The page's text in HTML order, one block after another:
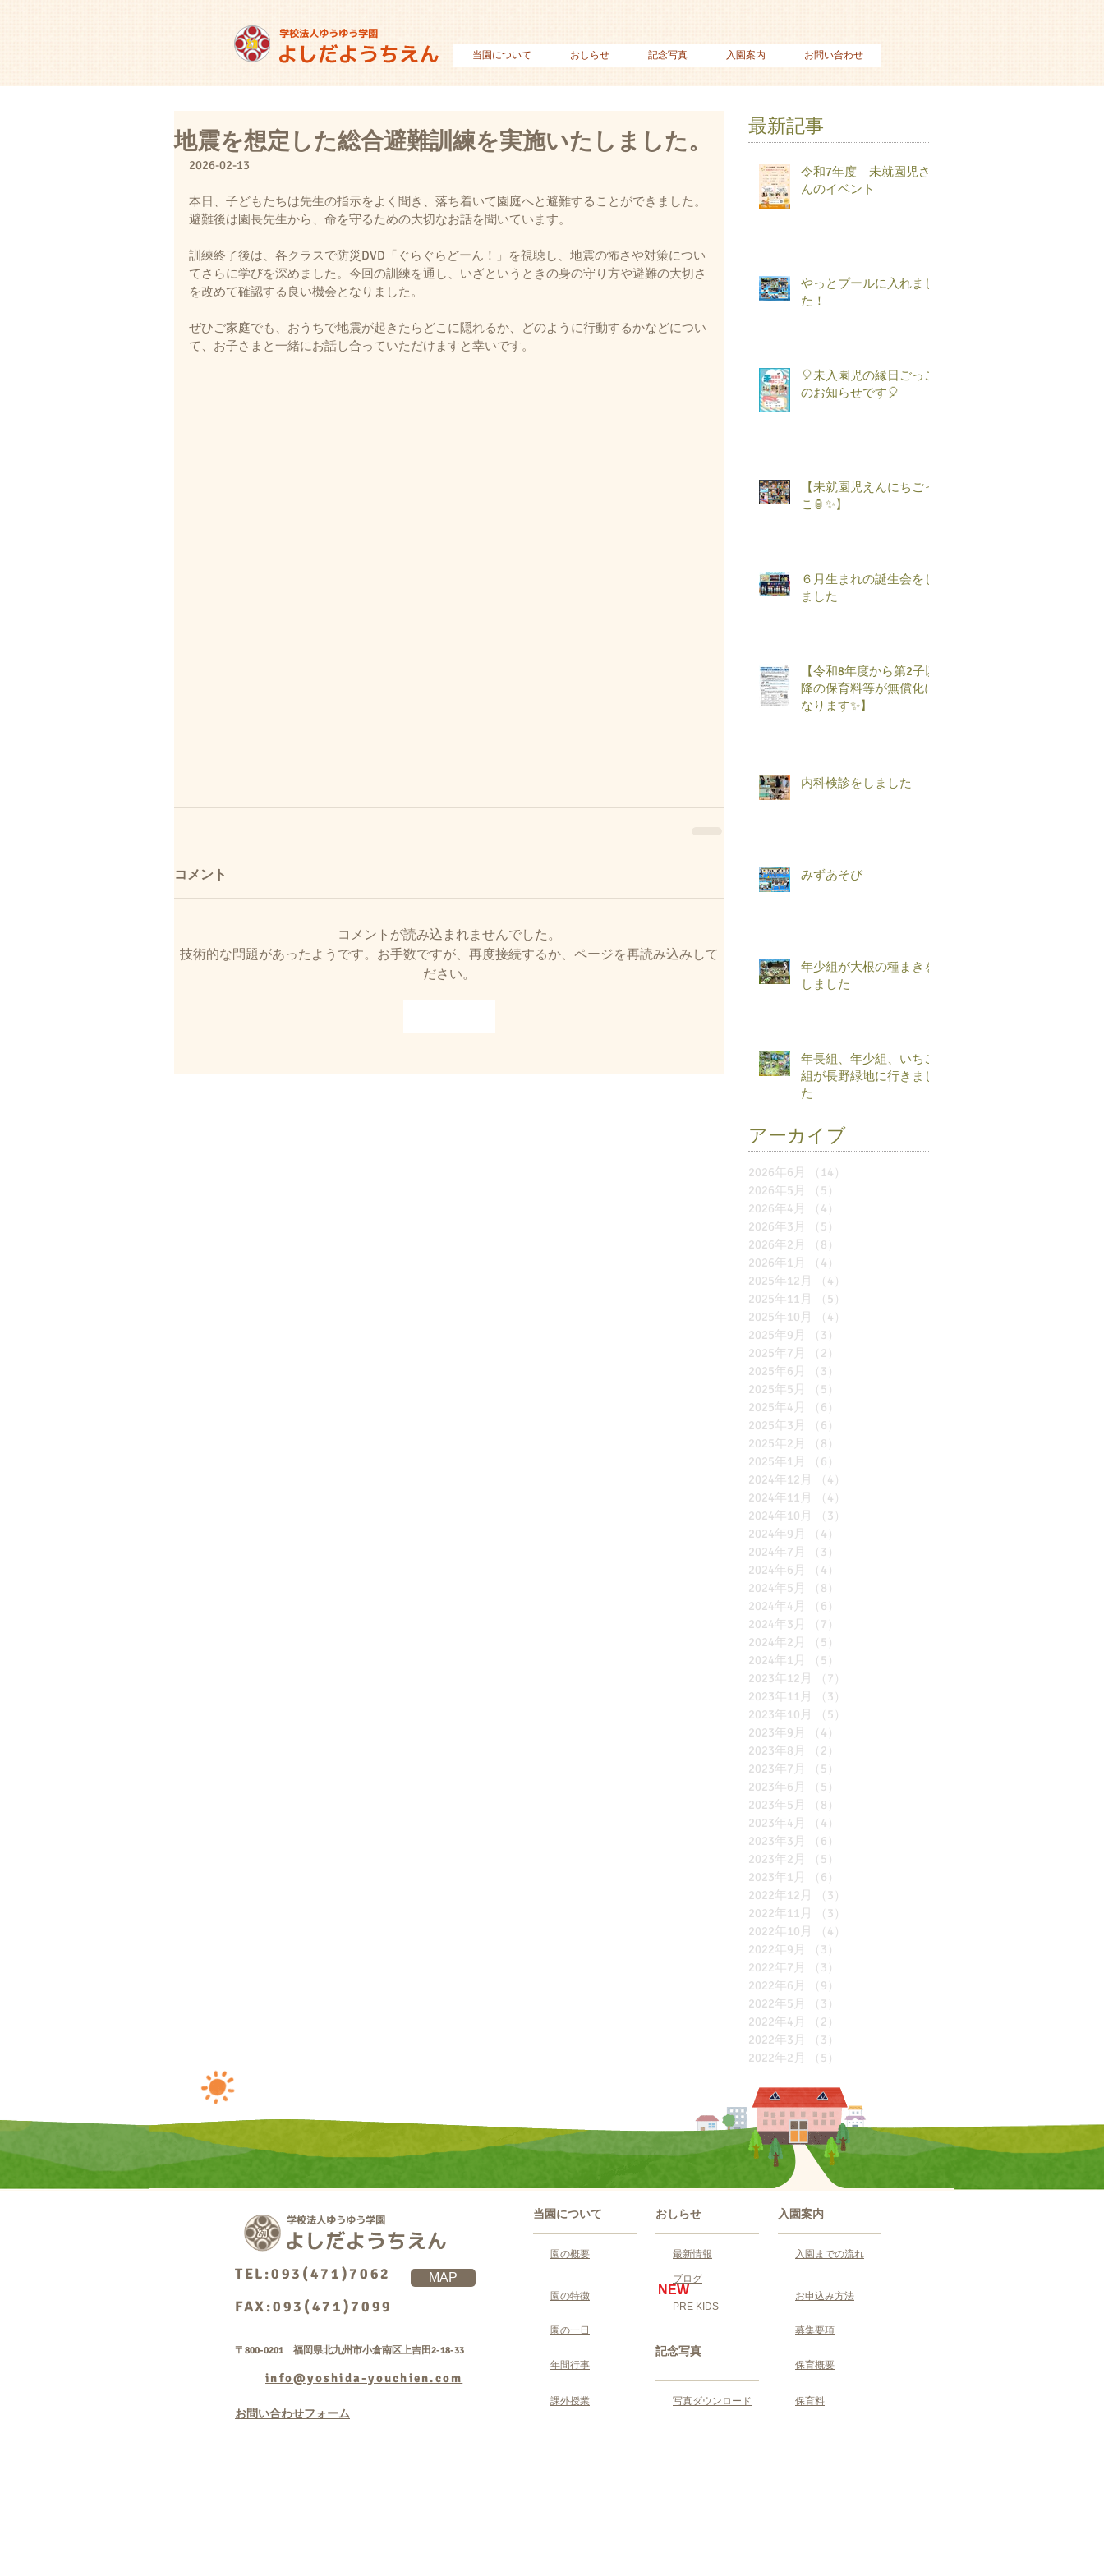
当園について おしらせ 記念写真 入園案内 お問い合わせ
地震を想定した総合避難訓練を実施いたしました。
2026-02-13
本日、子どもたちは先生の指示をよく聞き、落ち着いて園庭へと避難することができました。
避難後は園長先生から、命を守るための大切なお話を聞いています。
訓練終了後は、各クラスで防災DVD「ぐらぐらどーん！」を視聴し、地震の怖さや対策につい
てさらに学びを深めました。今回の訓練を通し、いざというときの身の守り方や避難の大切さ
を改めて確認する良い機会となりました。
ぜひご家庭でも、おうちで地震が起きたらどこに隠れるか、どのように行動するかなどについ
て、お子さまと一緒にお話し合っていただけますと幸いです。
コメント
コメントが読み込まれませんでした。
技術的な問題があったようです。お手数ですが、再度接続するか、ページを再読み込みして
ださい。
最新記事
令和7年度 未就園児さ
んのイベント
やっとプールに入れまし
た！
🎈未入園児の縁日ごっこ
のお知らせです🎈
【未就園児えんにちごっ
こ🏮✨】
６月生まれの誕生会をし
ました
【令和8年度から第2子以
降の保育料等が無償化に
なります✨】
内科検診をしました
みずあそび
年少組が大根の種まきを
しました
年長組、年少組、いちご
組が長野緑地に行きまし
た
アーカイブ
2026年6月 （14）
2026年5月
（5）
2026年4月
（4）
2026年3月
（5）
2026年2月
（8）
2026年1月
（4）
2025年12月
（4）
2025年11月
（5）
2025年10月
（4）
2025年9月
（3）
2025年7月
（2）
2025年6月
（3）
2025年5月
（5）
2025年4月
（6）
2025年3月
（6）
2025年2月
（8）
2025年1月
（6）
2024年12月
（4）
2024年11月
（4）
2024年10月
（3）
2024年9月
（4）
2024年7月
（3）
2024年6月
（4）
2024年5月
（8）
2024年4月
（6）
2024年3月
（7）
2024年2月
（5）
2024年1月
（5）
2023年12月
（7）
2023年11月
（3）
2023年10月
（5）
2023年9月
（4）
2023年8月
（2）
2023年7月
（5）
2023年6月
（5）
2023年5月
（8）
2023年4月
（4）
2023年3月
（6）
2023年2月
（5）
2023年1月
（6）
2022年12月
（3）
2022年11月
（3）
2022年10月
（4）
2022年9月
（3）
2022年7月
（3）
2022年6月
（9）
2022年5月
（3）
2022年4月
（2）
2022年3月
（3）
2022年2月
（5）
TEL:093(471)7062
FAX:093(471)7099
MAP
〒800-0201 福岡県北九州市小倉南区上吉田2-18-33
info@yoshida-youchien.com
お問い合わせフォーム
当園について
園の概要
園の特徴
園の一日
年間行事
おしらせ
最新情報
ブログ
記念写真
入園案内
入園までの流れ
お申込み方法
募集要項
保育概要
課外授業 写真ダウンロード 保育料
PRE KIDS
NEW